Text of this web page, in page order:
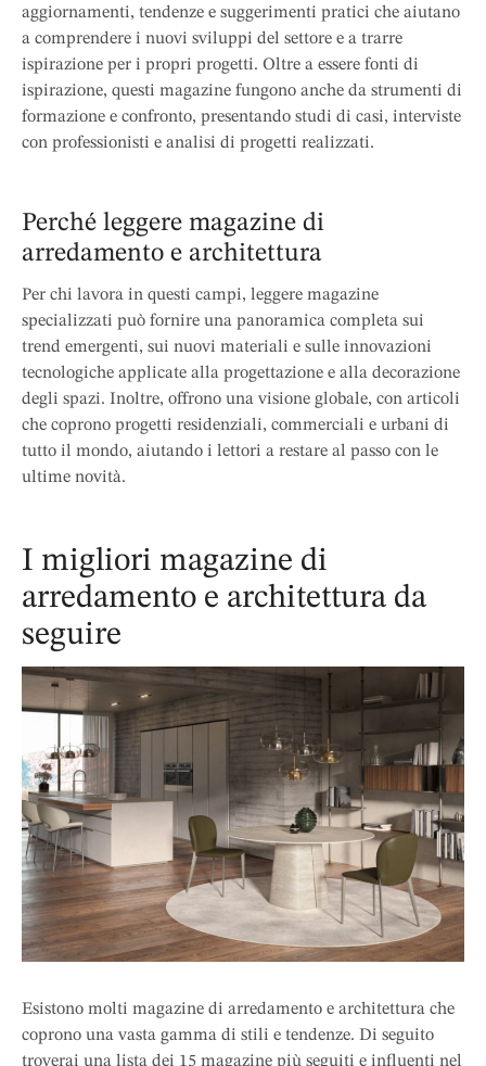
aggiornamenti, tendenze e suggerimenti pratici che aiutano
a comprendere i nuovi sviluppi del settore e a trarre
ispirazione per i propri progetti. Oltre a essere fonti di
ispirazione, questi magazine fungono anche da strumenti di
formazione e confronto, presentando studi di casi, interviste
con professionisti e analisi di progetti realizzati.
Perché leggere magazine di
arredamento e architettura
Per chi lavora in questi campi, leggere magazine
specializzati può fornire una panoramica completa sui
trend emergenti, sui nuovi materiali e sulle innovazioni
tecnologiche applicate alla progettazione e alla decorazione
degli spazi. Inoltre, offrono una visione globale, con articoli
che coprono progetti residenziali, commerciali e urbani di
tutto il mondo, aiutando i lettori a restare al passo con le
ultime novità.
I migliori magazine di
arredamento e architettura da
seguire
Esistono molti magazine di arredamento e architettura che
coprono una vasta gamma di stili e tendenze. Di seguito
troverai una lista dei 15 magazine più seguiti e influenti nel